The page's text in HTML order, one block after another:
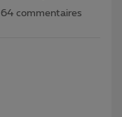
64 commentaires